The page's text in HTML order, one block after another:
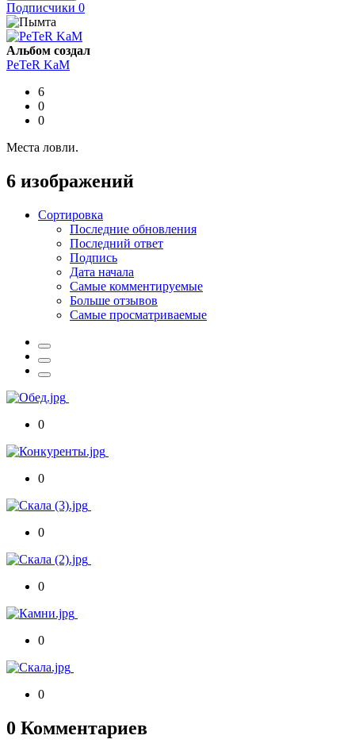
Подписчики 0
Альбом создал
PeTeR KaM
6
0
0
Места ловли.
6 изображений
Сортировка
Последние обновления
Последний ответ
Подпись
Дата начала
Самые комментируемые
Больше отзывов
Самые просматриваемые
0
0
0
0
0
0
0 Комментариев